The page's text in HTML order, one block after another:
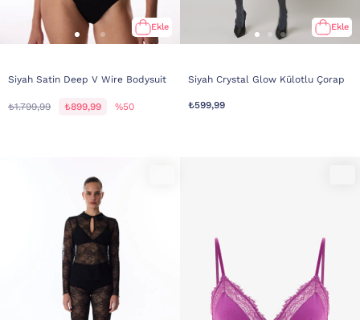
Ekle
Siyah Satin Deep V Wire Bodysuit
₺1.799,99 ₺899,99 %50
Ekle
Siyah Crystal Glow Külotlu Çorap
₺599,99